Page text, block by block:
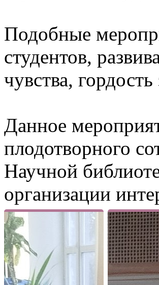
Подобные
студентов,
чувства,
Данное
плодотворного
Научной
организации